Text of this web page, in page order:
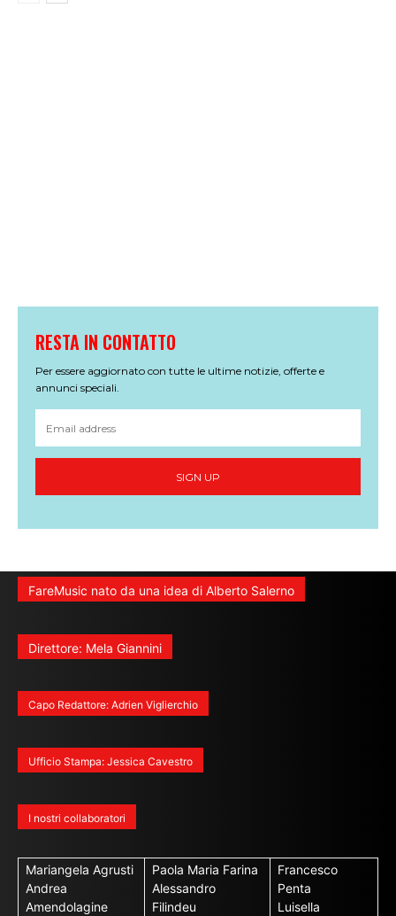
RESTA IN CONTATTO
Per essere aggiornato con tutte le ultime notizie, offerte e
annunci speciali.
SIGN UP
FareMusic nato da una idea di Alberto Salerno
Direttore: Mela Giannini
Capo Redattore: Adrien Viglierchio
Ufficio Stampa: Jessica Cavestro
I nostri collaboratori
Mariangela Agrusti
Andrea
Amendolagine
Paola Maria Farina
Alessandro
Filindeu
Francesco
Penta
Luisella